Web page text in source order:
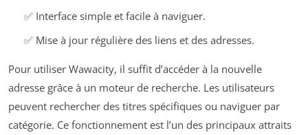
✅ Interface simple et facile à naviguer.
✅ Mise à jour régulière des liens et des adresses.
Pour utiliser Wawacity, il suffit d’accéder à la nouvelle
adresse grâce à un moteur de recherche. Les utilisateurs
peuvent rechercher des titres spécifiques ou naviguer par
catégorie. Ce fonctionnement est l’un des principaux attraits